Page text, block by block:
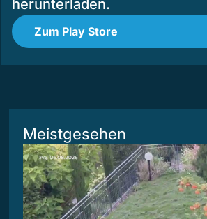
herunterladen.
Zum Play Store
Meistgesehen